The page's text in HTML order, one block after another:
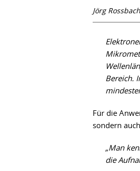
Jörg Rossbach
Bereich.
Für die
sondern
„Man
die